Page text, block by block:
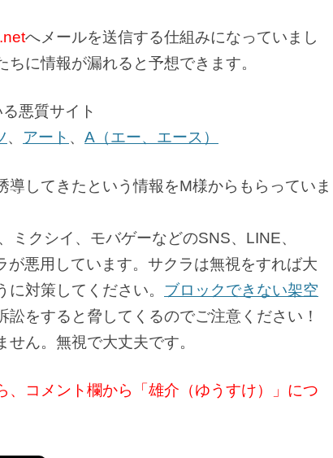
へメールを送信する仕組みになっていまし
に情報が漏れると予想できます。
悪質サイト
、 アート 、 A（エー、エース）
してきたという情報をM様からもらっていま
ミクシイ、モバゲーなどのSNS、LINE、
悪用しています。サクラは無視をすれば大
に対策してください。 ブロックできない架空
をすると脅してくるのでご注意ください！
ん。無視で大丈夫です。
、コメント欄から「雄介（ゆうすけ）」につ